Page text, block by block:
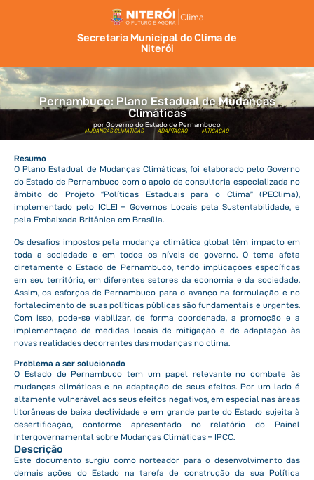
Secretaria Municipal do Clima de
Niterói
Pernambuco: Plano Estadual de Mudanças
Climáticas
por Governo do Estado de Pernambuco
MUDANÇAS CLIMÁTICAS ADAPTAÇÃO MITIGAÇÃO
Resumo
O Plano Estadual de Mudanças Climáticas, foi elaborado pelo Governo
do Estado de Pernambuco com o apoio de consultoria especializada no
âmbito do Projeto “Políticas Estaduais para o Clima” (PEClima),
implementado pelo ICLEI – Governos Locais pela Sustentabilidade, e
pela Embaixada Britânica em Brasília.
Os desafios impostos pela mudança climática global têm impacto em
toda a sociedade e em todos os níveis de governo. O tema afeta
diretamente o Estado de Pernambuco, tendo implicações específicas
em seu território, em diferentes setores da economia e da sociedade.
Assim, os esforços de Pernambuco para o avanço na formulação e no
fortalecimento de suas políticas públicas são fundamentais e urgentes.
Com isso, pode-se viabilizar, de forma coordenada, a promoção e a
implementação de medidas locais de mitigação e de adaptação às
novas realidades decorrentes das mudanças no clima.
Problema a ser solucionado
O Estado de Pernambuco tem um papel relevante no combate às
mudanças climáticas e na adaptação de seus efeitos. Por um lado é
altamente vulnerável aos seus efeitos negativos, em especial nas áreas
litorâneas de baixa declividade e em grande parte do Estado sujeita à
desertificação, conforme apresentado no relatório do Painel
Intergovernamental sobre Mudanças Climáticas – IPCC.
Descrição
Este documento surgiu como norteador para o desenvolvimento das
demais ações do Estado na tarefa de construção da sua Política